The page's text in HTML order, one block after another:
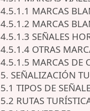
4.5.1.1 MARCAS
4.5.1.2 MARCAS
4.5.1.3 SEÑALES
4.5.1.4 OTRAS
4.5.1.5 MARCAS DE
5. SEÑALIZACIÓN
5.1 TIPOS DE
5.2 RUTAS